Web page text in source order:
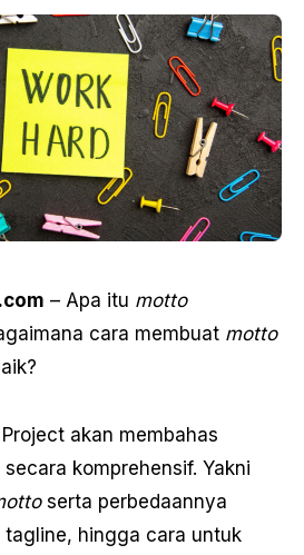
– Apa itu motto
cara membuat motto
akan membahas
komprehensif. Yakni
serta perbedaannya
tagline, hingga cara untuk